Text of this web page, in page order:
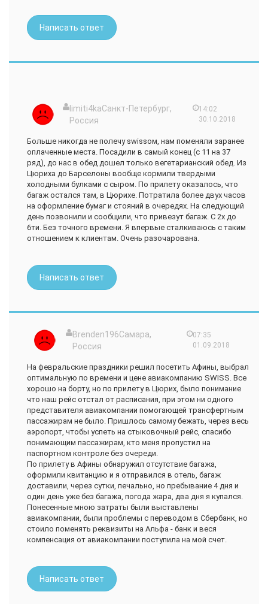
возможность сравнить. Так вот это сравнение можно
сопоставить с поездкой на отечественном автопроме
выпуска годов 80-90х и современном комфортном
Теперь про швейцарское качество и перелёт. Самые
наилучшие впечатления !
Взлёты и посадки плавные и практически не ощутимы !
тишина в салоне и отсутствие посторонних технических
шумов ,мониторы которые на протяжение всего пути
информируют о расстоянии, скорости, высоты , времени и
инетрактивной картой текущего маршрута. На борту
замечательный сервис, питание и напитки на любой вкус
включая алкогольные. Ненавижу перелёты и теперь точно
знаю с чем это было связанно . И наверное такой
положительный отзыв от человека который панически
боялся летать, это лучшая оценка ! Всем удачных
Написать ответ
limiti4kaСанкт-Петербург,
Россия
14:02
30.10.2018
Больше никогда не полечу swissом, нам поменяли заранее
оплаченные места. Посадили в самый конец (с 11 на 37
ряд), до нас в обед дошел только вегетарианский обед. Из
Цюриха до Барселоны вообще кормили твердыми
холодными булками с сыром. По прилету оказалось, что
багаж остался там, в Цюрихе. Потратила более двух часов
на оформление бумаг и стояний в очередях. На следующий
день позвонили и сообщили, что привезут багаж. С 2х до
6ти. Без точного времени. Я впервые сталкиваюсь с таким
отношением к клиентам. Очень разочарована.
Написать ответ
Brenden196Самара,
Россия
07:35
01.09.2018
На февральские праздники решил посетить Афины, выбрал
оптимальную по времени и цене авиакомпанию SWISS. Все
хорошо на борту, но по прилету в Цюрих, было понимание
что наш рейс отстал от расписания, при этом ни одного
представителя авиакомпании помогающей трансфертным
пассажирам не было. Пришлось самому бежать, через весь
аэропорт, чтобы успеть на стыковочный рейс, спасибо
понимающим пассажирам, кто меня пропустил на
паспортном контроле без очереди.
По прилету в Афины обнаружил отсутствие багажа,
оформили квитанцию и я отправился в отель, багаж
доставили, через сутки, печально, но пребывание 4 дня и
один день уже без багажа, погода жара, два дня я купался.
Понесенные мною затраты были выставлены
авиакомпании, были проблемы с переводом в Сбербанк, но
стоило поменять реквизиты на Альфа - банк и веся
компенсация от авиакомпании поступила на мой счет.
Написать ответ